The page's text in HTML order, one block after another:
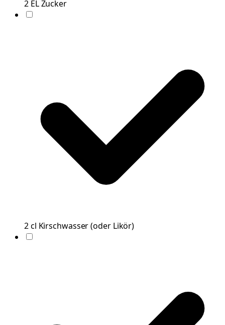
2 ELZucker
2cl Kirschwasser(oder Likör)